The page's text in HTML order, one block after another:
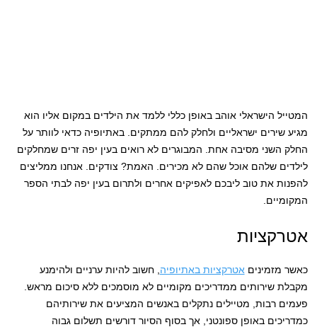
המטייל הישראלי אוהב באופן כללי ללמד את הילדים במקום אליו הוא
מגיע שירים ישראליים ולחלק להם ממתקים. באתיופיה כדאי לוותר על
החלק השני מסיבה אחת. המבוגרים לא רואים בעין יפה זרים שמחלקים
לילדים שלהם אוכל שהם לא מכירים. האמת? צודקים. אנחנו ממליצים
להפנות את טוב ליבכם לאפיקים אחרים ולתרום בעין יפה לבתי הספר
המקומיים.
אטרקציות
כאשר מזמינים אטרקציות באתיופיה , חשוב להיות ערניים ולהימנע
מקבלת שירותים ממדריכים מקומיים לא מוסמכים ללא סיכום מראש.
פעמים רבות, מטיילים נתקלים באנשים המציעים את שירותיהם
כמדריכים באופן ספונטני, אך בסוף הסיור דורשים תשלום גבוה